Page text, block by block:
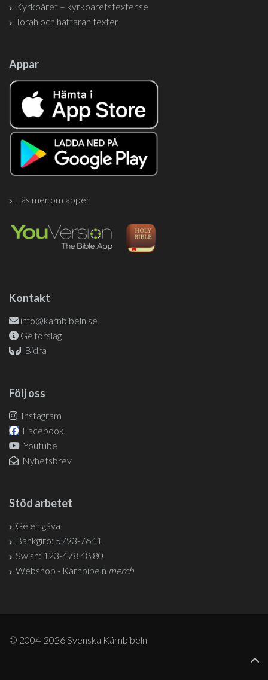
Kyrkoåret – kyrkoaretstexter.se
Torah och haftarah texter
Appar
Läs mer om appen
Kontakt
info@karnbibeln.se
Ge förslag
Bidra
Följ oss
Instagram
Facebook
Youtube
Nyhetsbrev
Stöd arbetet
Ge en gåva
Bankgiro: 5793-7641
Swish: 123-478 48 80
Webshop - Kärnbibeln merch
© 2004-2026 Svenska Kärnbibeln